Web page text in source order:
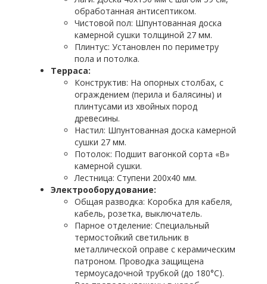
обработанная антисептиком.
Чистовой пол: Шпунтованная доска
камерной сушки толщиной 27 мм.
Плинтус: Установлен по периметру
пола и потолка.
Терраса:
Конструктив: На опорных столбах, с
ограждением (перила и балясины) и
плинтусами из хвойных пород
древесины.
Настил: Шпунтованная доска камерной
сушки 27 мм.
Потолок: Подшит вагонкой сорта «В»
камерной сушки.
Лестница: Ступени 200х40 мм.
Электрооборудование:
Общая разводка: Коробка для кабеля,
кабель, розетка, выключатель.
Парное отделение: Специальный
термостойкий светильник в
металлической оправе с керамическим
патроном. Проводка защищена
термоусадочной трубкой (до 180°C).